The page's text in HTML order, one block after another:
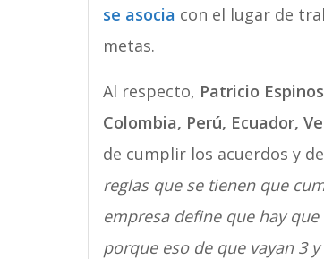
se asocia con el lugar de
metas.
Al respecto, Patricio
Colombia, Perú, Ecuador,
de cumplir los acuerdos y
reglas que se tienen que
empresa define que hay
porque eso de que vayan 3